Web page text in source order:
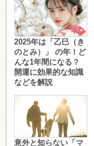
2025年は「乙巳（き
のとみ）」 の年！ど
んな1年間になる？
開運に効果的な知識
などを解説
意外と知らない「マ